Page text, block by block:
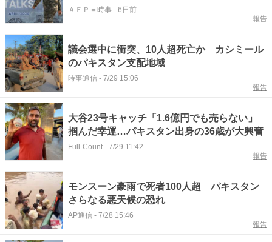
ＡＦＰ＝時事 - 6日前
報告
議会選中に衝突、10人超死亡か カシミール
のパキスタン支配地域
時事通信 - 7/29 15:06
報告
大谷23号キャッチ「1.6億円でも売らない」
掴んだ幸運…パキスタン出身の36歳が大興奮
Full-Count - 7/29 11:42
報告
モンスーン豪雨で死者100人超 パキスタン
さらなる悪天候の恐れ
AP通信 - 7/28 15:46
報告